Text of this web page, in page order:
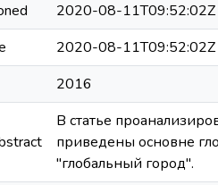
2020-08-11T09:52:02Z
2020-08-11T09:52:02Z
2016
В статье
приведены основне
"глобальный город".